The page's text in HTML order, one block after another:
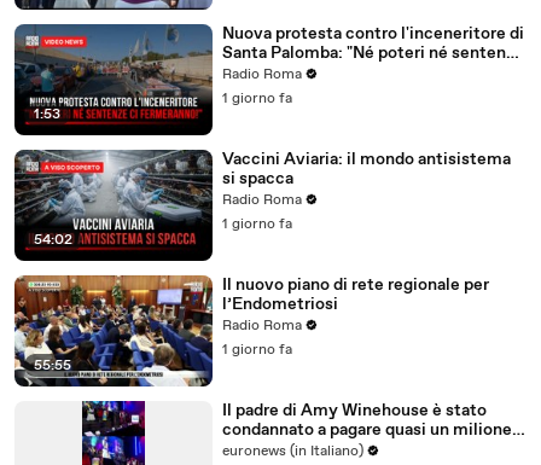
1:53
Nuova protesta contro l'inceneritore di
Santa Palomba: "Né poteri né sentenze
ci fermeranno!"
Radio Roma
1 giorno fa
54:02
Vaccini Aviaria: il mondo antisistema
si spacca
Radio Roma
1 giorno fa
55:55
Il nuovo piano di rete regionale per
l’Endometriosi
Radio Roma
1 giorno fa
Il padre di Amy Winehouse è stato
condannato a pagare quasi un milione
di sterline alle amiche
euronews (in Italiano)